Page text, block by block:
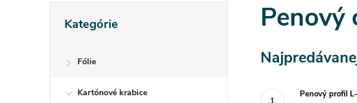
kategórie
Kategórie
Fólie
Kartónové krabice
Penový
Penový profil